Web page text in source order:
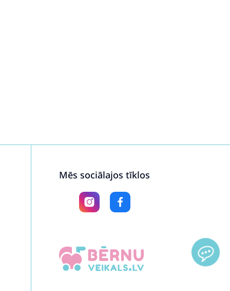
Mēs sociālajos tīklos